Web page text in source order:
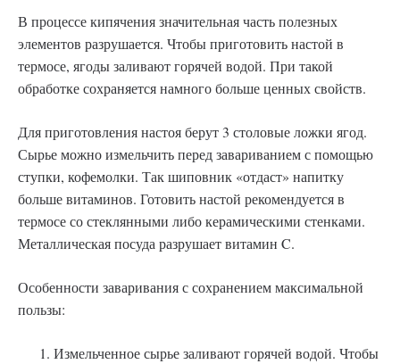
В процессе кипячения значительная часть полезных
элементов разрушается. Чтобы приготовить настой в
термосе, ягоды заливают горячей водой. При такой
обработке сохраняется намного больше ценных свойств.
Для приготовления настоя берут 3 столовые ложки ягод.
Сырье можно измельчить перед завариванием с помощью
ступки, кофемолки. Так шиповник «отдаст» напитку
больше витаминов. Готовить настой рекомендуется в
термосе со стеклянными либо керамическими стенками.
Металлическая посуда разрушает витамин C.
Особенности заваривания с сохранением максимальной
пользы:
Измельченное сырье заливают горячей водой. Чтобы